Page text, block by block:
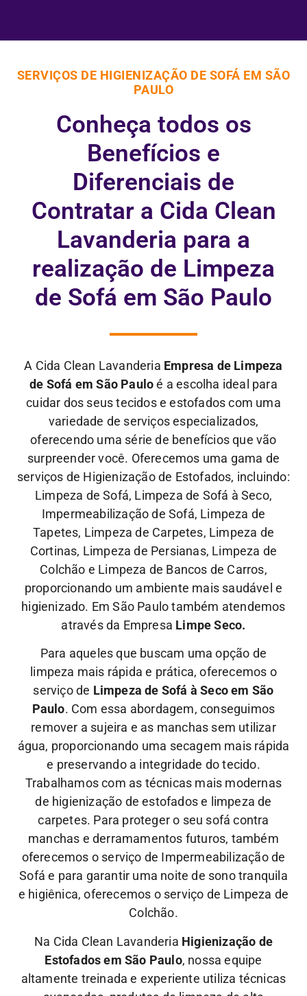
SERVIÇOS DE HIGIENIZAÇÃO DE SOFÁ EM SÃO
PAULO
Conheça todos os
Benefícios e
Diferenciais de
Contratar a Cida Clean
Lavanderia para a
realização de Limpeza
de Sofá em São Paulo
A Cida Clean Lavanderia Empresa de Limpeza
de Sofá em São Pauloé a escolha ideal para
cuidar dos seus tecidos e estofados com uma
variedade de serviços especializados,
oferecendo uma série de benefícios que vão
surpreender você. Oferecemos uma gama de
serviços de Higienização de Estofados, incluindo:
Limpeza de Sofá, Limpeza de Sofá à Seco,
Impermeabilização de Sofá, Limpeza de
Tapetes, Limpeza de Carpetes, Limpeza de
Cortinas, Limpeza de Persianas, Limpeza de
Colchão e Limpeza de Bancos de Carros,
proporcionando um ambiente mais saudável e
higienizado. Em São Paulo também atendemos
através da Empresa Limpe Seco.
Para aqueles que buscam uma opção de
limpeza mais rápida e prática, oferecemos o
serviço de Limpeza de Sofá à Seco em São
Paulo. Com essa abordagem, conseguimos
remover a sujeira e as manchas sem utilizar
água, proporcionando uma secagem mais rápida
e preservando a integridade do tecido.
Trabalhamos com as técnicas mais modernas
de higienização de estofados e limpeza de
carpetes. Para proteger o seu sofá contra
manchas e derramamentos futuros, também
oferecemos o serviço de Impermeabilização de
Sofá e para garantir uma noite de sono tranquila
e higiênica, oferecemos o serviço de Limpeza de
Colchão.
Na Cida Clean Lavanderia Higienização de
Estofados em São Paulo, nossa equipe
altamente treinada e experiente utiliza técnicas